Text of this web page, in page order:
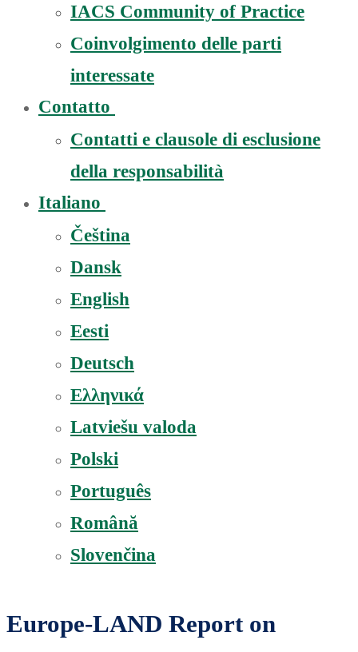
IACS Community of Practice
Coinvolgimento delle parti
interessate
Contatto
Contatti e clausole di esclusione
della responsabilità
Italiano
Čeština
Dansk
English
Eesti
Deutsch
Ελληνικά
Latviešu valoda
Polski
Português
Română
Slovenčina
Europe-LAND Report on